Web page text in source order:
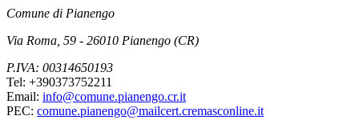
Comune di Pianengo
Via Roma, 59 - 26010 Pianengo (CR)
P.IVA: 00314650193
Tel: +390373752211
Email: info@comune.pianengo.cr.it
PEC: comune.pianengo@mailcert.cremasconline.it